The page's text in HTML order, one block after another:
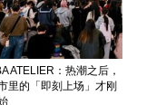
ATELIER：热潮之后，
里的「即刻上场」才刚